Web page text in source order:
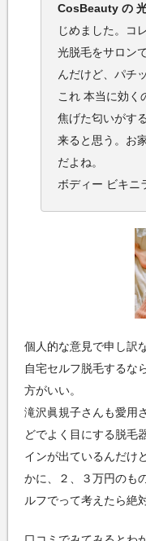
CosBeauty の
じめました。コ
光脱毛をサロン
んだけど、パチ
これ 本当に効く
焦げた匂いがす
来ると思う。お
だよね。
ボディー ビキニ
個人的な意見で申し訳
自宅セルフ脱毛するな
方がいい。
滝沢眞規子さんも愛用
どでよく目にする脱毛
インが出ているんだけ
かに、２、３万円のも
ルフでって考えたら絶